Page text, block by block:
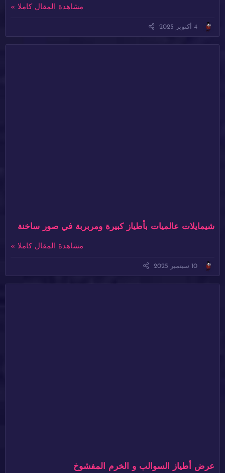
مشاهدة المقال كاملا »
4 أكتوبر 2025
شيمايلات عالميات بأطياز كبيرة ومربربة في صور ساخنة
مشاهدة المقال كاملا »
10 سبتمبر 2025
عرض أطياز السوالب و الخرم المفشوخ